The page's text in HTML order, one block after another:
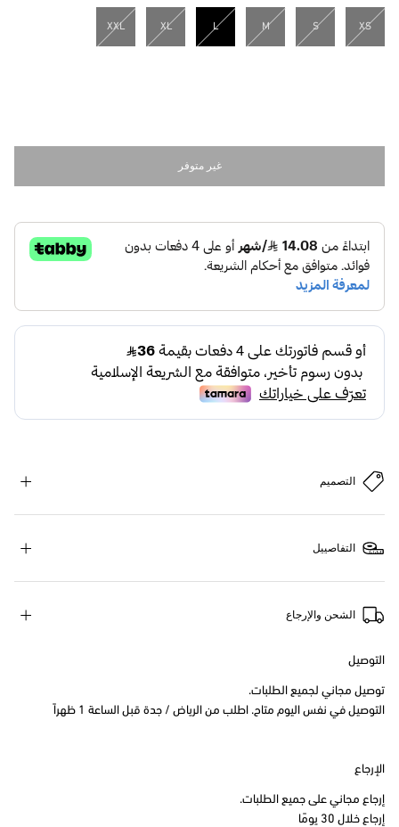
XS
S
M
L
مختار
XL
XXL
غير متوفر
التصميم
التفاصييل
الشحن والإرجاع
التوصيل
توصيل مجاني لجميع الطلبات.
التوصيل في نفس اليوم متاح. اطلب من الرياض / جدة قبل الساعة 1 ظهراً
الإرجاع
إرجاع مجاني على جميع الطلبات.
إرجاع خلال 30 يومًا